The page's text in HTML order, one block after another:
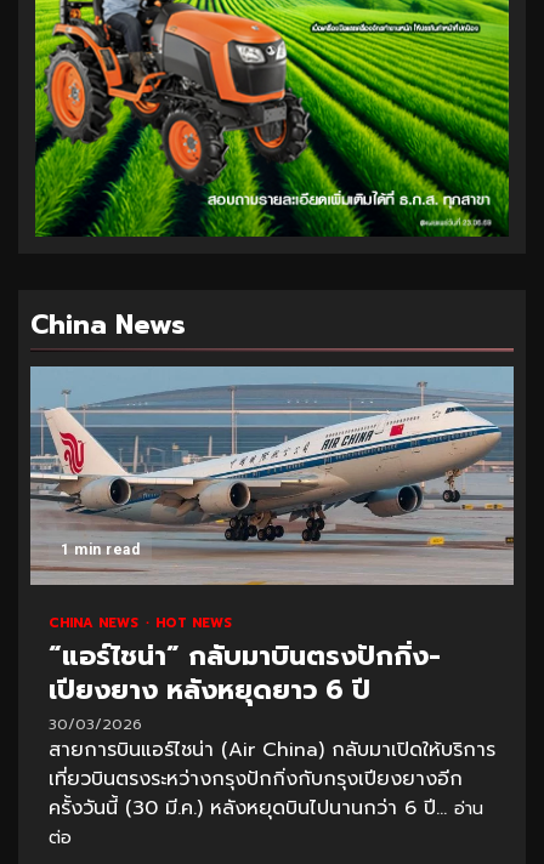
China News
1 min read
CHINA NEWS HOT NEWS
“แอร์ไชน่า” กลับมาบินตรงปักกิ่ง-
เปียงยาง หลังหยุดยาว 6 ปี
30/03/2026
สายการบินแอร์ไชน่า (Air China) กลับมาเปิดให้บริการ
เที่ยวบินตรงระหว่างกรุงปักกิ่งกับกรุงเปียงยางอีก
ครั้งวันนี้ (30 มี.ค.) หลังหยุดบินไปนานกว่า 6 ปี... อ่าน
ต่อ